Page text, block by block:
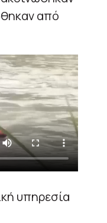
από
υπηρεσία